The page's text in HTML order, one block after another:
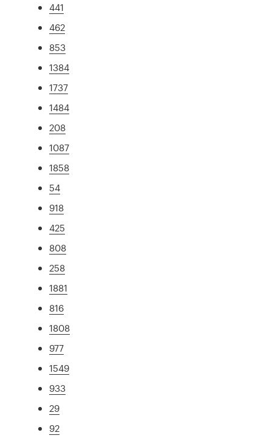
441
462
853
1384
1737
1484
208
1087
1858
54
918
425
808
258
1881
816
1808
977
1549
933
29
92